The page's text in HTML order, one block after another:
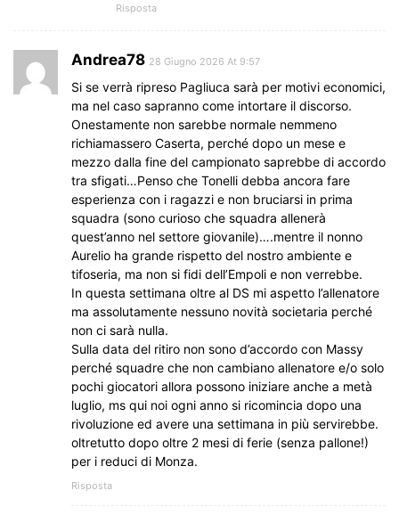
Risposta
Andrea78 28 Giugno 2026 At 9:57
Si se verrà ripreso Pagliuca sarà per motivi economici,
ma nel caso sapranno come intortare il discorso.
Onestamente non sarebbe normale nemmeno
richiamassero Caserta, perché dopo un mese e
mezzo dalla fine del campionato saprebbe di accordo
tra sfigati…Penso che Tonelli debba ancora fare
esperienza con i ragazzi e non bruciarsi in prima
squadra (sono curioso che squadra allenerà
quest’anno nel settore giovanile)….mentre il nonno
Aurelio ha grande rispetto del nostro ambiente e
tifoseria, ma non si fidi dell’Empoli e non verrebbe.
In questa settimana oltre al DS mi aspetto l’allenatore
ma assolutamente nessuno novità societaria perché
non ci sarà nulla.
Sulla data del ritiro non sono d’accordo con Massy
perché squadre che non cambiano allenatore e/o solo
pochi giocatori allora possono iniziare anche a metà
luglio, ms qui noi ogni anno si ricomincia dopo una
rivoluzione ed avere una settimana in più servirebbe.
oltretutto dopo oltre 2 mesi di ferie (senza pallone!)
per i reduci di Monza.
Risposta